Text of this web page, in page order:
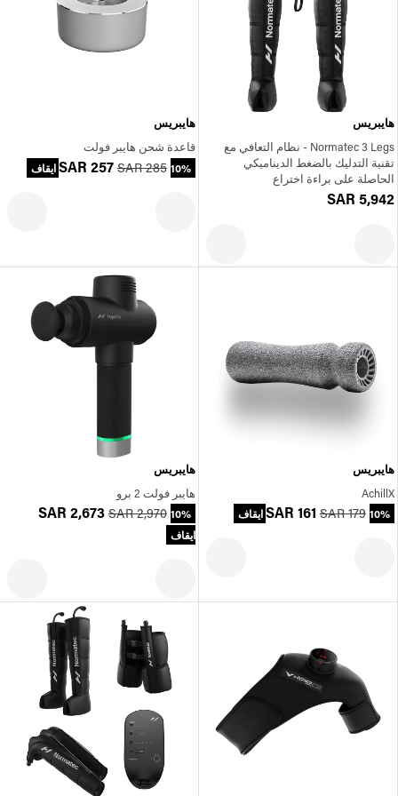
هايبريس
Normatec 3 Legs - نظام التعافي مع
تقنية التدليك بالضغط الديناميكي
الحاصلة على براءة اختراع
SAR 5,942
هايبريس
قاعدة شحن هايبر فولت
SAR 257 SAR 285 10% ايقاف
هايبريس
AchillX
SAR 161 SAR 179 10% ايقاف
هايبريس
هايبر فولت 2 برو
SAR 2,673 SAR 2,970 10%
ايقاف